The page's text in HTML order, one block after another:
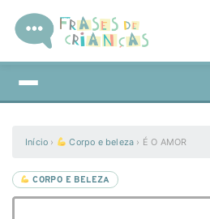
Início › Corpo e beleza › É O AMOR
CORPO E BELEZA